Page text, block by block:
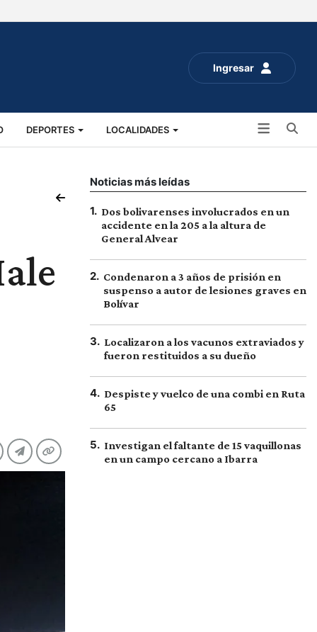
Ingresar
DEPORTES LOCALIDADES
Noticias más leídas
1. Dos bolivarenses involucrados en un
accidente en la 205 a la altura de
General Alvear
2. Condenaron a 3 años de prisión en
suspenso a autor de lesiones graves en
Bolívar
3. Localizaron a los vacunos extraviados y
fueron restituidos a su dueño
4. Despiste y vuelco de una combi en Ruta
65
5. Investigan el faltante de 15 vaquillonas
en un campo cercano a Ibarra